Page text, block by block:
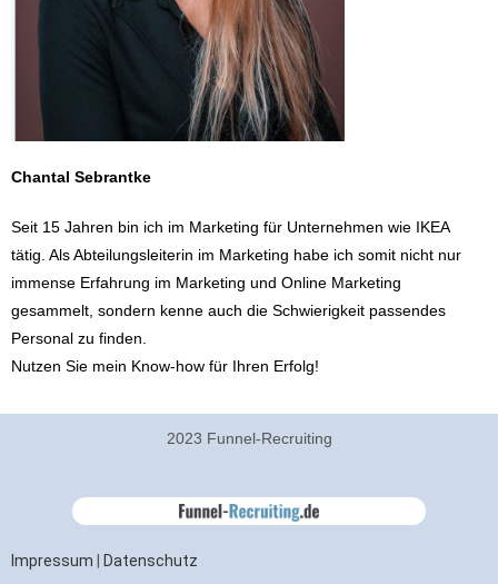
Chantal Sebrantke
Seit 15 Jahren bin ich im Marketing für Unternehmen wie IKEA
tätig. Als Abteilungsleiterin im Marketing habe ich somit nicht nur
immense Erfahrung im Marketing und Online Marketing
gesammelt, sondern kenne auch die Schwierigkeit passendes
Personal zu finden.
Nutzen Sie mein Know-how für Ihren Erfolg!
2023 Funnel-Recruiting
Impressum Datenschutz